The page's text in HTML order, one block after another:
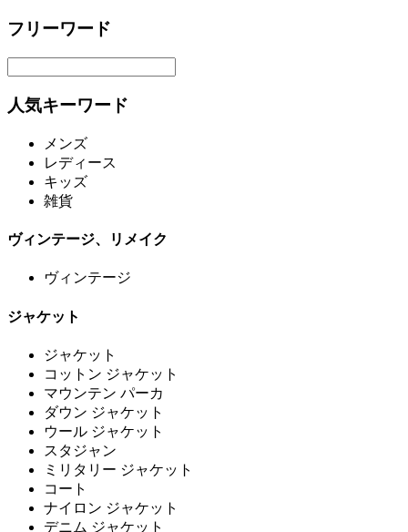
フリーワード
人気キーワード
メンズ
レディース
キッズ
雑貨
ヴィンテージ、リメイク
ヴィンテージ
ジャケット
ジャケット
コットン ジャケット
マウンテン パーカ
ダウン ジャケット
ウール ジャケット
スタジャン
ミリタリー ジャケット
コート
ナイロン ジャケット
デニム ジャケット